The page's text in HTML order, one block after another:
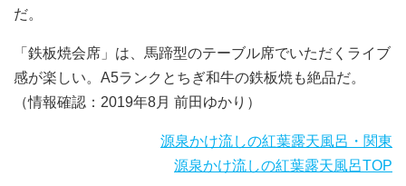
だ。
「鉄板焼会席」は、馬蹄型のテーブル席でいただくライブ
感が楽しい。A5ランクとちぎ和牛の鉄板焼も絶品だ。
（情報確認：2019年8月 前田ゆかり）
源泉かけ流しの紅葉露天風呂・関東
源泉かけ流しの紅葉露天風呂TOP